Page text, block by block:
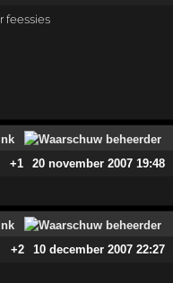
feessies
+1 20 november 2007 19:48
+2
10 december 2007 22:27